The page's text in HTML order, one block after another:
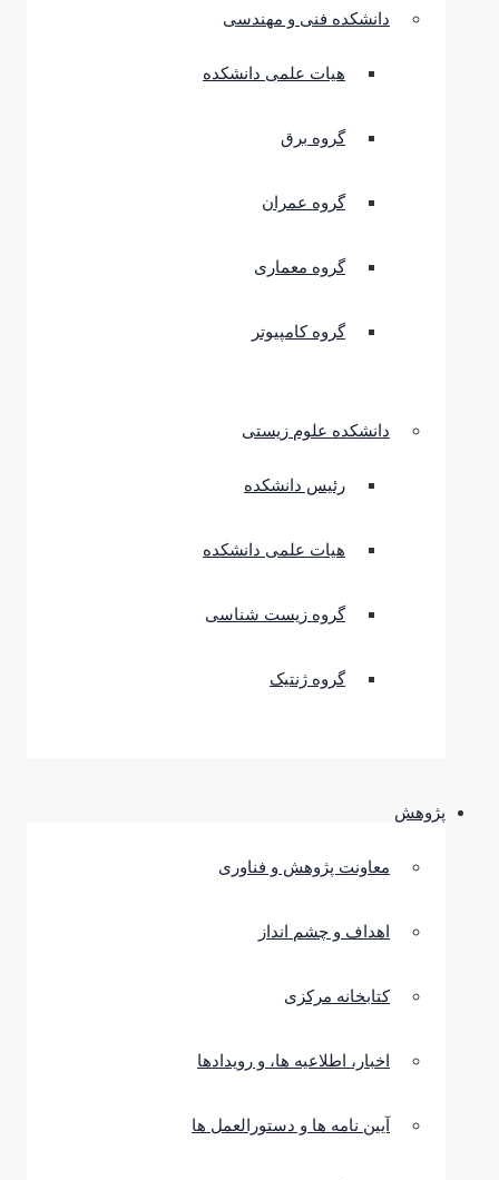
دانشکده فنی و مهندسی
هیات علمی دانشکده
گروه برق
گروه عمران
گروه معماری
گروه کامپیوتر
دانشکده علوم زیستی
رئیس دانشکده
هیات علمی دانشکده
گروه زیست شناسی
گروه ژنتیک
پژوهش
معاونت پژوهش و فناوری
اهداف و چشم انداز
کتابخانه مرکزی
اخبار، اطلاعیه ها، و رویدادها
آیین نامه ها و دستورالعمل ها